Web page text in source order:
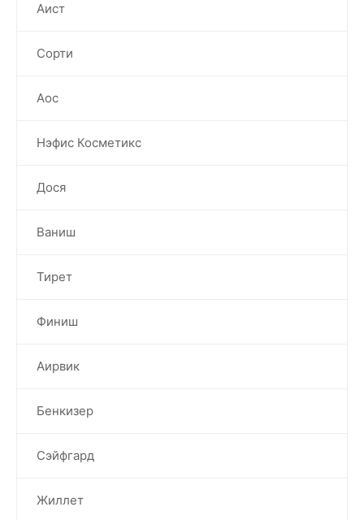
Аист
Сорти
Аос
Нэфис Косметикс
Дося
Ваниш
Тирет
Финиш
Аирвик
Бенкизер
Сэйфгард
Жиллет